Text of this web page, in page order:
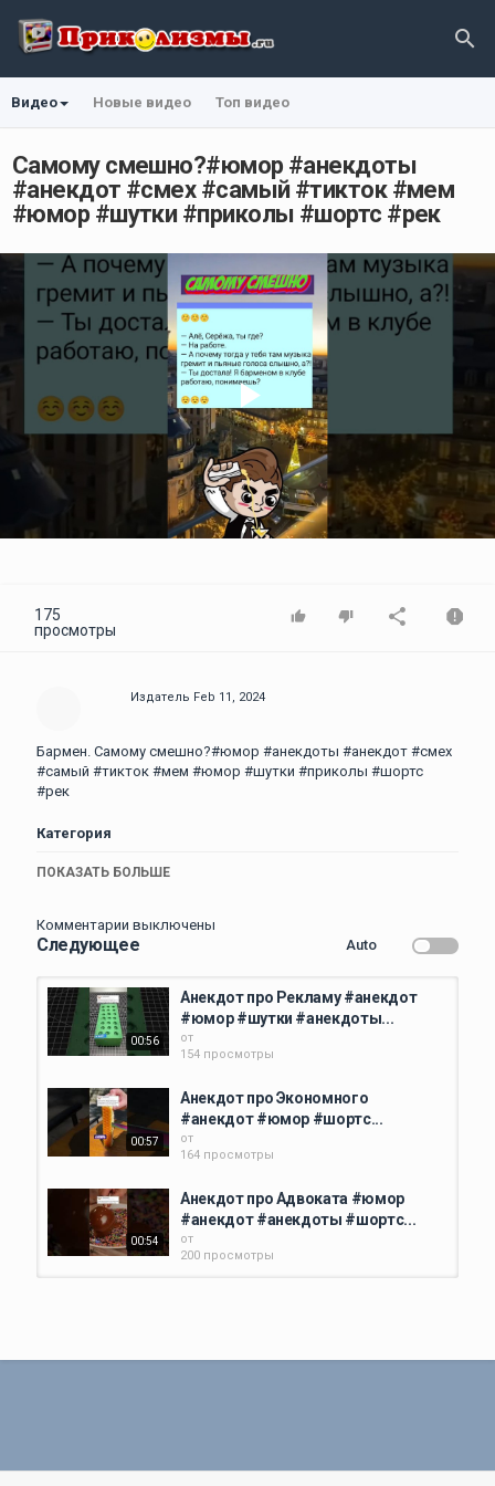
Видео Новые видео Топ видео
Самому смешно?#юмор #анекдоты
#анекдот #смех #самый #тикток #мем
#юмор #шутки #приколы #шортс #рек
Play
Video
175
просмотры
Издатель Feb 11, 2024
Бармен. Самому смешно?#юмор #анекдоты #анекдот #смех
#самый #тикток #мем #юмор #шутки #приколы #шортс
#рек
Категория
ПОКАЗАТЬ БОЛЬШЕ
Комментарии выключены
Следующее Auto
00:56
Анекдот про Рекламу #анекдот
#юмор #шутки #анекдоты...
от
154 просмотры
00:57
Анекдот про Экономного
#анекдот #юмор #шортс...
от
164 просмотры
00:54
Анекдот про Адвоката #юмор
#анекдот #анекдоты #шортс...
от
200 просмотры